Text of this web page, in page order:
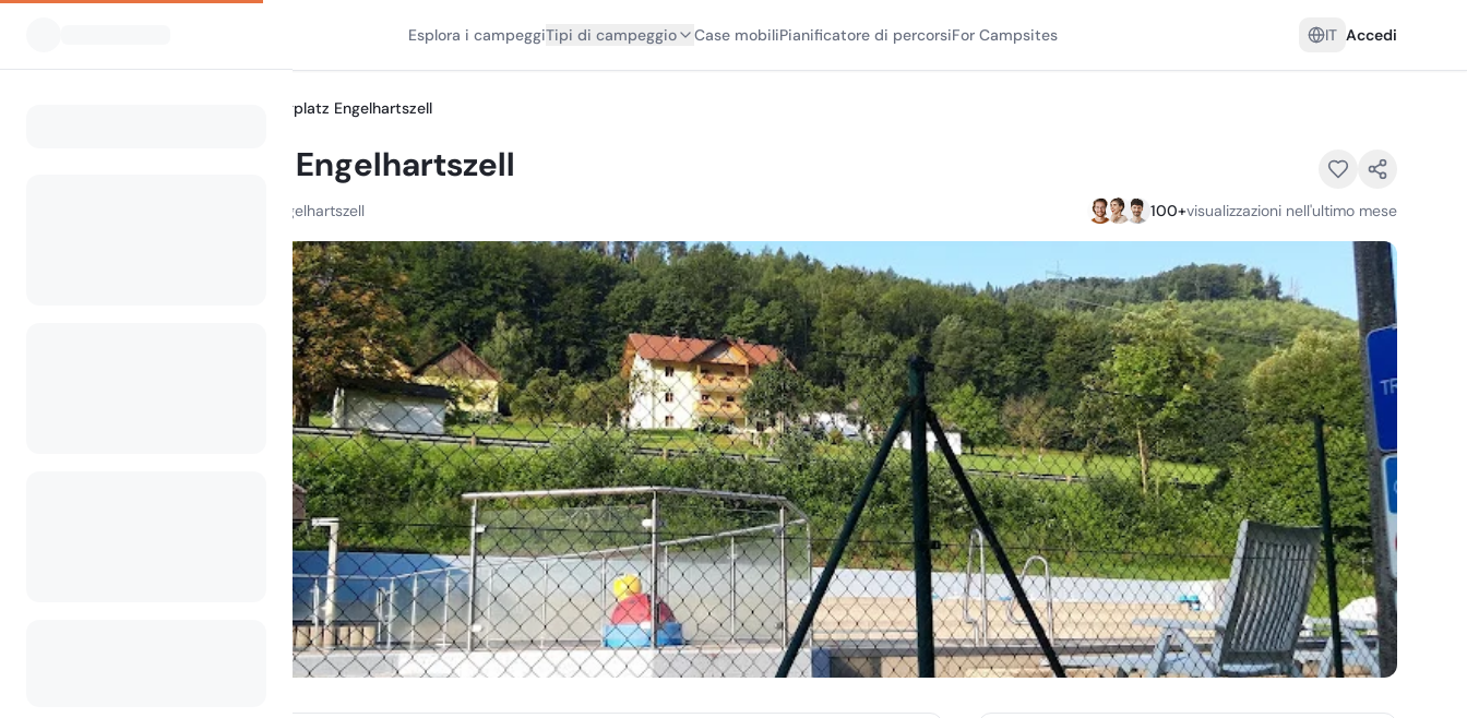
Esplora i campeggiTipi di campeggio Case mobiliPianificatore di percorsiFor Campsites IT Accedi
Campingplatz Engelhartszell
Campingplatz Engelhartszell
Nibelungen Str. 113, 4090 Engelhartszell 100+visualizzazioni nell'ultimo mese